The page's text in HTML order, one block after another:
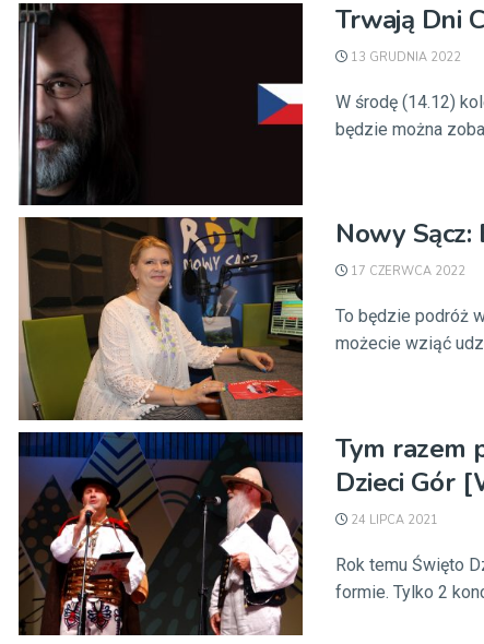
Trwają Dni
13 GRUDNIA 2022
W środę (14.12)
będzie można
Nowy Sącz:
17 CZERWCA 2022
To będzie podróż
możecie wziąć
Tym razem
Dzieci Gór
24 LIPCA 2021
Rok temu Święto
formie. Tylko 2